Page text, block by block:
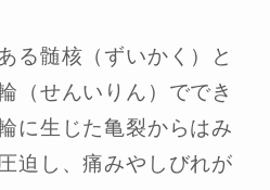
る髄核（ずいかく）と
（せんいりん）ででき
に生じた亀裂からはみ
迫し、痛みやしびれが